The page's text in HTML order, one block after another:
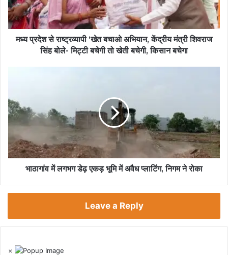
मध्य प्रदेश से राष्ट्रव्यापी ‘खेत बचाओ अभियान, केंद्रीय मंत्री शिवराज
सिंह बोले- मिट्टी बचेगी तो खेती बचेगी, किसान बचेगा
भाठागांव में लगभग डेढ़ एकड़ भूमि में अवैध प्लाटिंग, निगम ने रोका
Leave a Reply
×